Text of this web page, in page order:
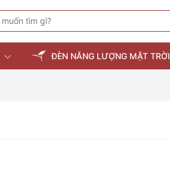
ĐÈN NĂNG LƯỢNG MẶT TRỜI